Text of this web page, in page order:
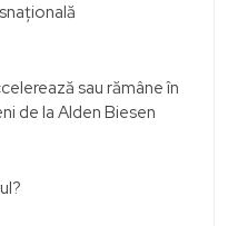
sau rămâne în
de la Alden Biesen